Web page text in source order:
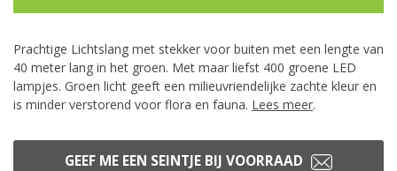
Prachtige Lichtslang met stekker voor buiten met een lengte van
40 meter lang in het groen. Met maar liefst 400 groene LED
lampjes. Groen licht geeft een milieuvriendelijke zachte kleur en
is minder verstorend voor flora en fauna. Lees meer.
GEEF ME EEN SEINTJE BIJ VOORRAAD